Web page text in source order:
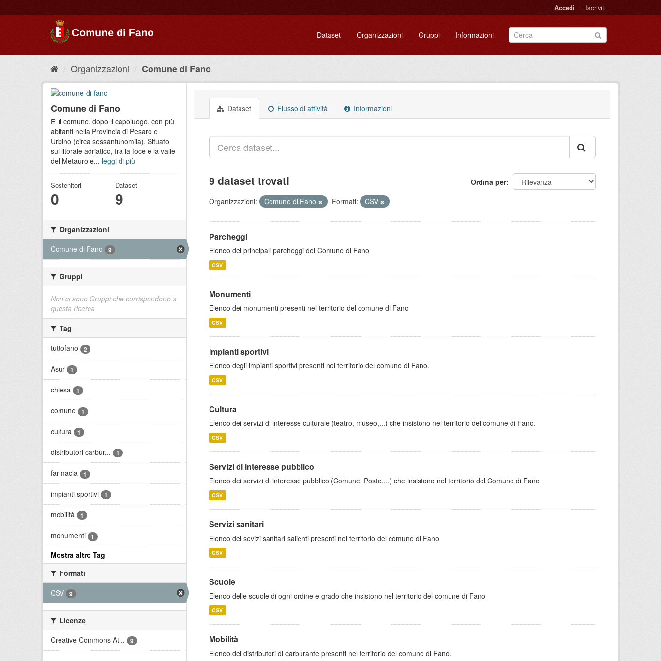
Accedi Iscriviti
Dataset Organizzazioni Gruppi Informazioni
Organizzazioni Comune di Fano
Comune di Fano
E' il comune, dopo il capoluogo, con più
abitanti nella Provincia di Pesaro e
Urbino (circa sessantunomila). Situato
sul litorale adriatico, fra la foce e la valle
del Metauro e... leggi di più
Sostenitori
0
Dataset
9
Organizzazioni
Comune di Fano
9
Gruppi
Non ci sono Gruppi che corrispondono a
questa ricerca
Tag
tuttofano
2
Asur 1
chiesa 1
comune 1
cultura 1
distributori carbur... 1
farmacia 1
impianti sportivi 1
mobilità 1
monumenti 1
Mostra altro Tag
Formati
CSV
9
Licenze
Creative Commons At...
9
Dataset Flusso di attività Informazioni
Ordina per
9 dataset trovati
Organizzazioni: Comune di Fano Formati: CSV
Parcheggi
Elenco dei principali parcheggi del Comune di Fano
CSV
Monumenti
Elenco dei monumenti presenti nel territorio del comune di Fano
CSV
Impianti sportivi
Elenco degli impianti sportivi presenti nel territorio del comune di Fano.
CSV
Cultura
Elenco dei servizi di interesse culturale (teatro, museo,...) che insistono nel territorio del comune di Fano.
CSV
Servizi di interesse pubblico
Elenco dei servizi di interesse pubblico (Comune, Poste,...) che insistono nel territorio del Comune di Fano
CSV
Servizi sanitari
Elenco dei sevizi sanitari salienti presenti nel territorio del comune di Fano
CSV
Scuole
Elenco delle scuole di ogni ordine e grado che insistono nel territorio del comune di Fano
CSV
Mobilità
Elenco dei distributori di carburante presenti nel territorio del comune di Fano.